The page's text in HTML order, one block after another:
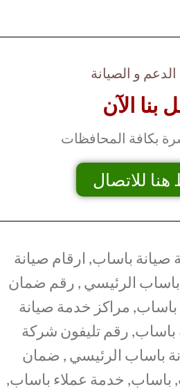
و الصيانة
بنا الآن
بكافة المحافظات
للاتصال
باساب, ارقام صيانة
الرئيسي , رقم ضمان
مراكز خدمة صيانة
رقم تليفون شركة
باساب الرئيسي , ضمان
خدمة عملاء باساب,